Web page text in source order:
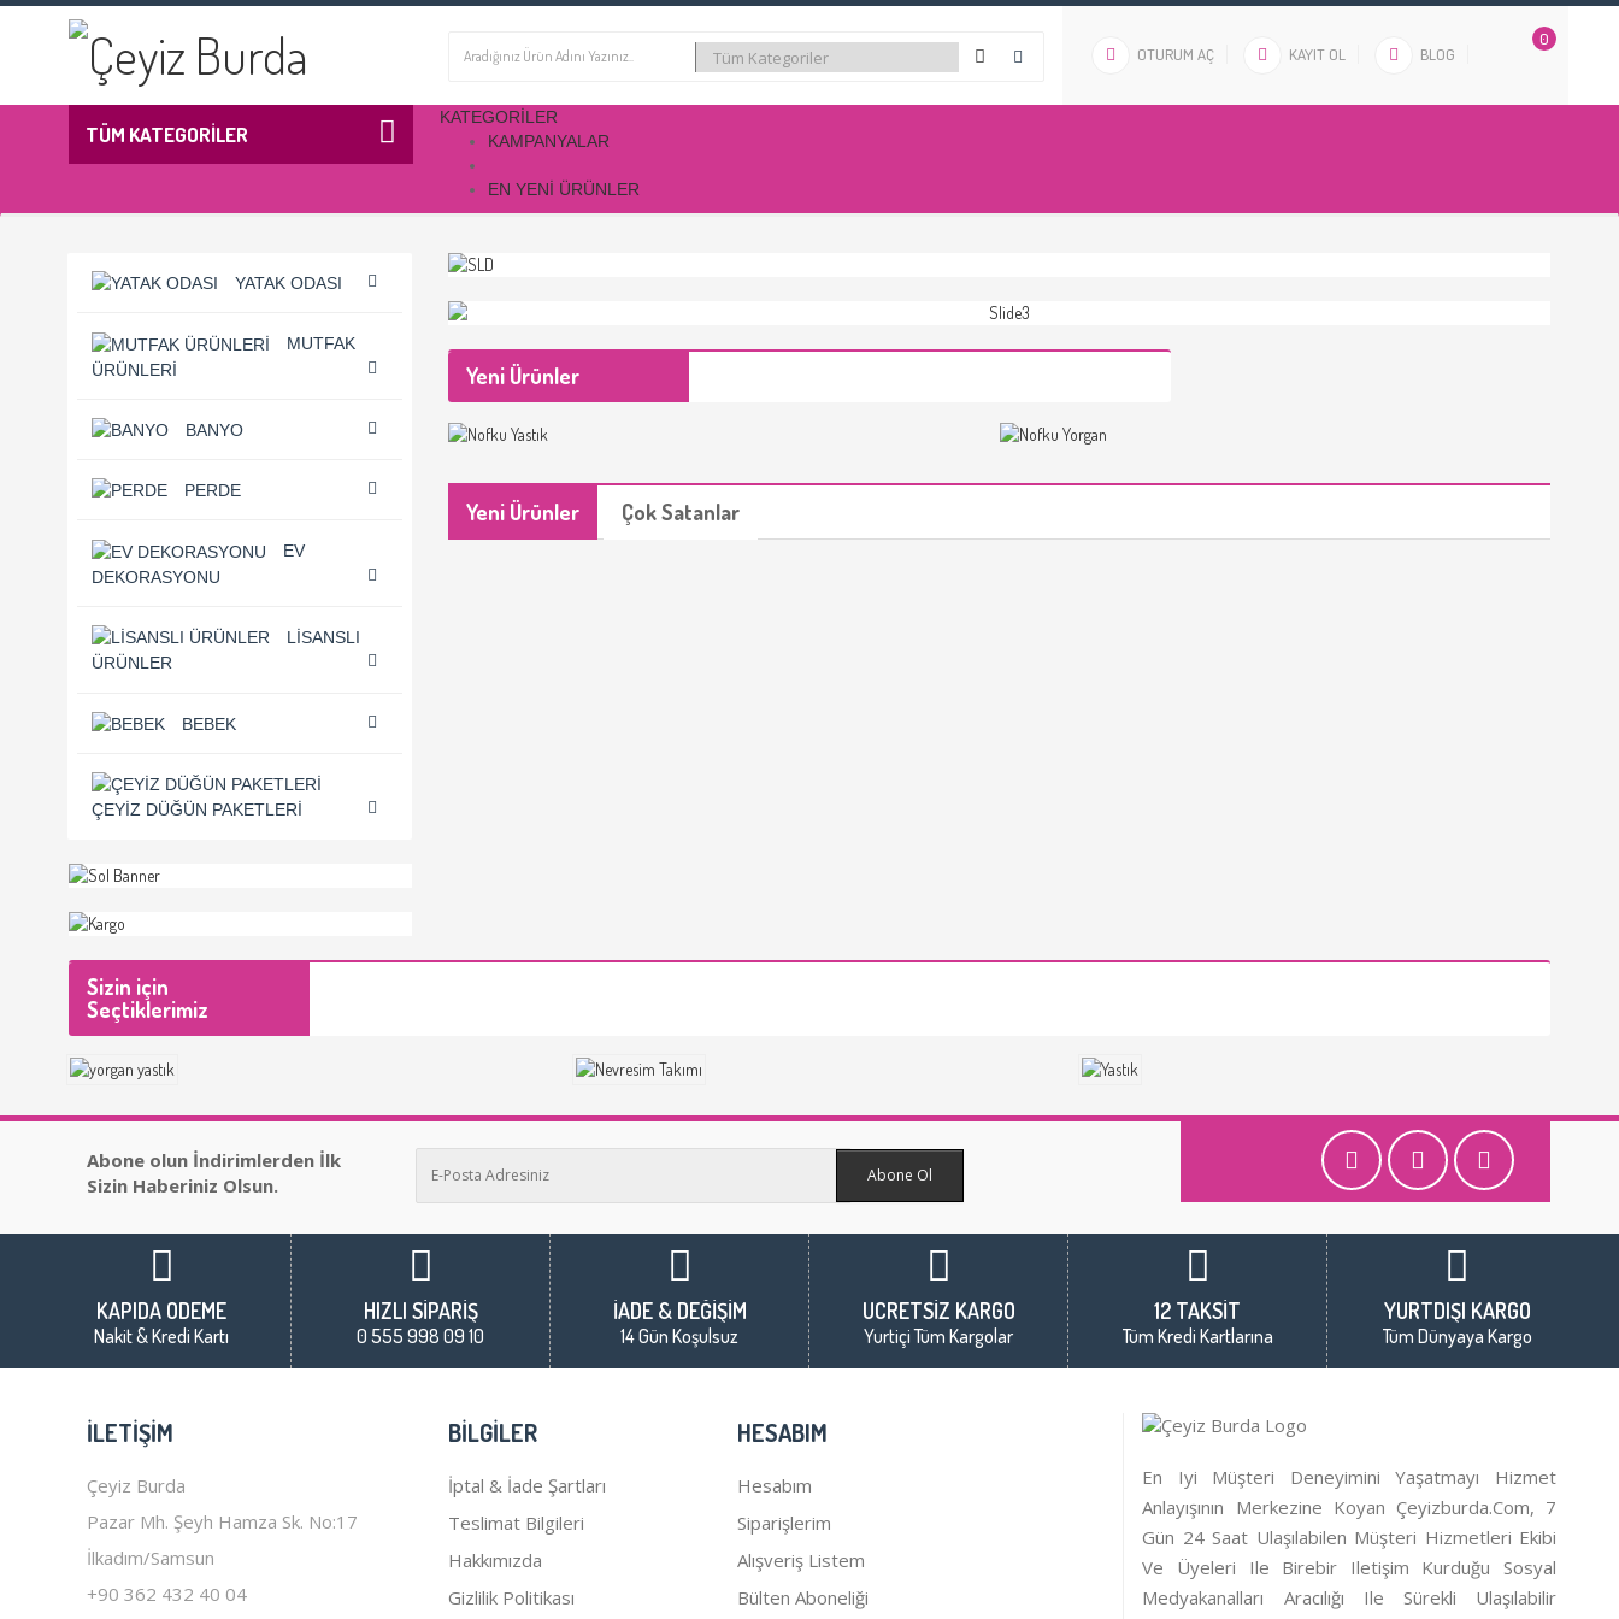
OTURUM AÇ KAYIT OL BLOG
0
TÜM KATEGORİLER
KATEGORILER
KAMPANYALAR
EN YENI ÜRÜNLER
YATAK ODASI
MUTFAK
ÜRÜNLERI
BANYO
PERDE
EV
DEKORASYONU
LISANSLI
ÜRÜNLER
BEBEK
ÇEYIZ DÜĞÜN PAKETLERI
Yeni Ürünler
Yeni Ürünler Çok Satanlar
Sizin için
Seçtiklerimiz
Abone olun İndirimlerden İlk
Sizin Haberiniz Olsun.
Abone Ol
KAPIDA ÖDEME
Nakit & Kredi Kartı
HIZLI SİPARİŞ
0 555 998 09 10
İADE & DEĞİŞİM
14 Gün Koşulsuz
ÜCRETSİZ KARGO
Yurtiçi Tüm Kargolar
12 TAKSİT
Tüm Kredi Kartlarına
YURTDIŞI KARGO
Tüm Dünyaya Kargo
İLETIŞIM
Çeyiz Burda
Pazar Mh. Şeyh Hamza Sk. No:17
İlkadım/Samsun
+90 362 432 40 04
BILGILER
İptal & İade Şartları
Teslimat Bilgileri
Hakkımızda
Gizlilik Politikası
HESABIM
Hesabım
Siparişlerim
Alışveriş Listem
Bülten Aboneliği
En Iyi Müşteri Deneyimini Yaşatmayı Hizmet
Anlayışının Merkezine Koyan Çeyizburda.com, 7
Gün 24 Saat Ulaşılabilen Müşteri Hizmetleri Ekibi
Ve Üyeleri Ile Birebir Iletişim Kurduğu Sosyal
Medyakanalları Aracılığı Ile Sürekli Ulaşılabilir